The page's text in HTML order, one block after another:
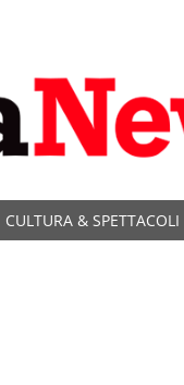
CULTURA & SPETTACOLI